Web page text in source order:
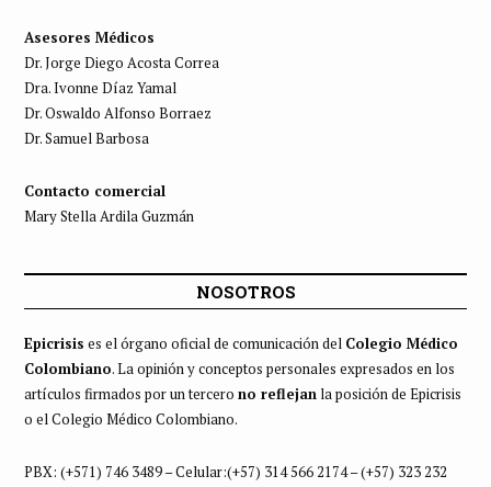
Asesores Médicos
Dr. Jorge Diego Acosta Correa
Dra. Ivonne Díaz Yamal
Dr. Oswaldo Alfonso Borraez
Dr. Samuel Barbosa
Contacto comercial
Mary Stella Ardila Guzmán
NOSOTROS
Epicrisis es el órgano oficial de comunicación del Colegio Médico
Colombiano. La opinión y conceptos personales expresados en los
artículos firmados por un tercero no reflejanla posición de Epicrisis
o el Colegio Médico Colombiano.
PBX: (+571) 746 3489 – Celular:(+57) 314 566 2174 – (+57) 323 232